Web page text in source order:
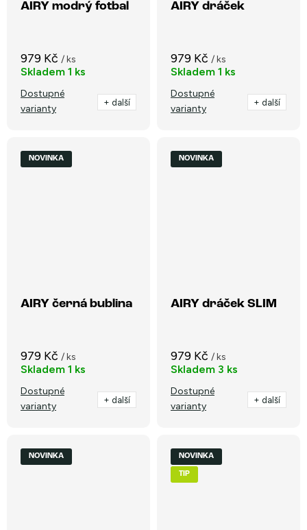
AIRY modrý fotbal
979 Kč / ks
Skladem 1 ks
Dostupné
varianty
+ další
AIRY dráček
979 Kč / ks
Skladem 1 ks
Dostupné
varianty
+ další
NOVINKA
AIRY černá bublina
979 Kč / ks
Skladem 1 ks
Dostupné
varianty
+ další
NOVINKA
AIRY dráček SLIM
979 Kč / ks
Skladem 3 ks
Dostupné
varianty
+ další
NOVINKA NOVINKA
TIP